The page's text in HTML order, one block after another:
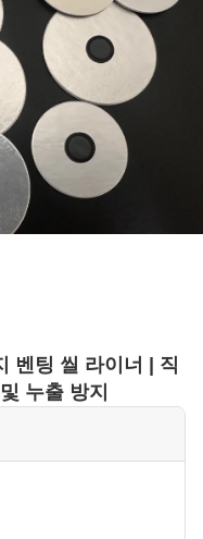
벤팅 씰 라이너 | 직
누출 방지